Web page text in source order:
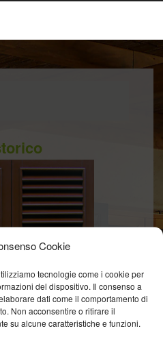
Cookie
tecnologie come i cookie per
del dispositivo. Il consenso a
dati come il comportamento di
Non acconsentire o ritirare il
su alcune caratteristiche e funzioni.